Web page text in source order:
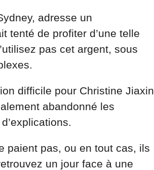
adresse un
tenté de profiter d’une telle
pas cet argent, sous
difficile pour Christine Jiaxin
abandonné les
paient pas, ou en tout cas, ils
un jour face à une